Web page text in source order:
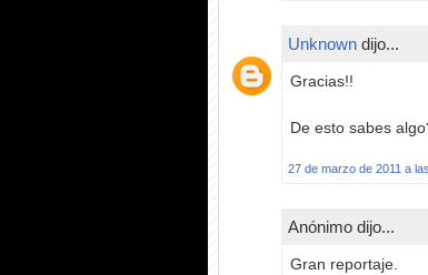
Unknown dijo...
Gracias!!
De esto sabes
27 de marzo de 2011 a
Anónimo dijo...
Gran reportaje.